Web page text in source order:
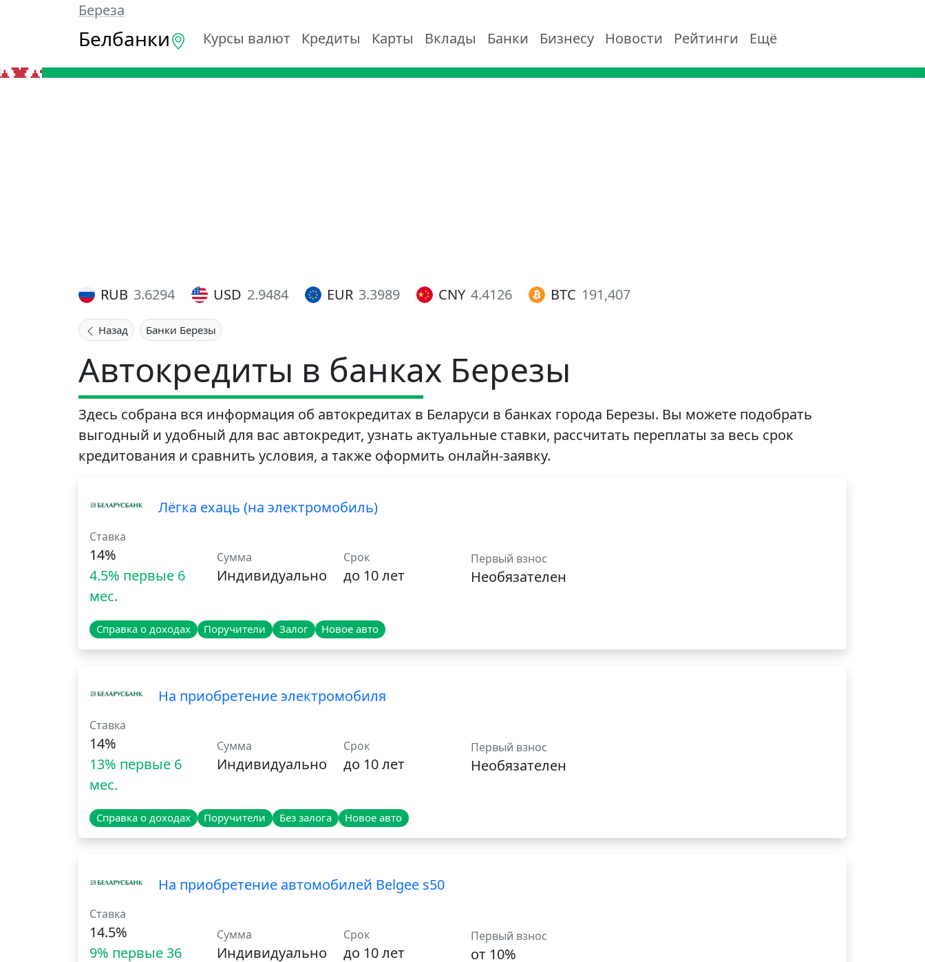
Береза
Белбанки Курсы валют Кредиты Карты Вклады Банки Бизнесу Новости Рейтинги Ещё
RUB 3.6294 USD 2.9484 EUR 3.3989 CNY 4.4126 BTC 191,407
Назад Банки Березы
Автокредиты в банках Березы
Здесь собрана вся информация об автокредитах в Беларуси в банках города Березы. Вы можете подобрать
выгодный и удобный для вас автокредит, узнать актуальные ставки, рассчитать переплаты за весь срок
кредитования и сравнить условия, а также оформить онлайн-заявку.
Лёгка ехаць (на электромобиль)
Ставка
14%
4.5% первые 6
мес.
Сумма
Индивидуально
Срок
до 10 лет
Первый взнос
Необязателен
Справка о доходах Поручители Залог Новое авто
На приобретение электромобиля
Ставка
14%
13% первые 6
мес.
Сумма
Индивидуально
Срок
до 10 лет
Первый взнос
Необязателен
Справка о доходах Поручители Без залога Новое авто
На приобретение автомобилей Belgee s50
Ставка
14.5%
9% первые 36
Сумма
Индивидуально
Срок
до 10 лет
Первый взнос
от 10%